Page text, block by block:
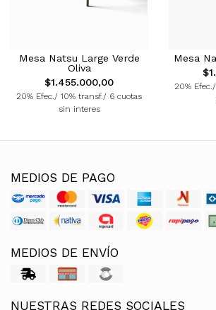
Mesa Natsu Large Verde
Oliva
$1.455.000,00
20% Efec./ 10% transf./ 6 cuotas
sin interes
Mesa
20%
MEDIOS DE PAGO
MEDIOS DE ENVÍO
NUESTRAS REDES SOCIALES